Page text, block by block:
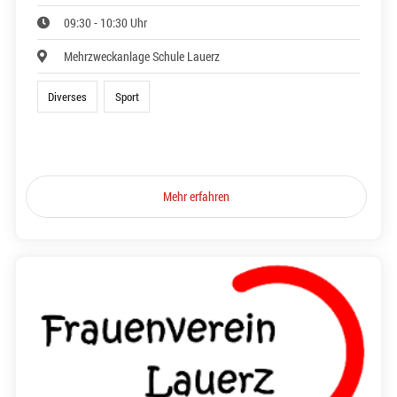
09:30 - 10:30 Uhr
Mehrzweckanlage Schule Lauerz
Diverses Sport
Mehr erfahren